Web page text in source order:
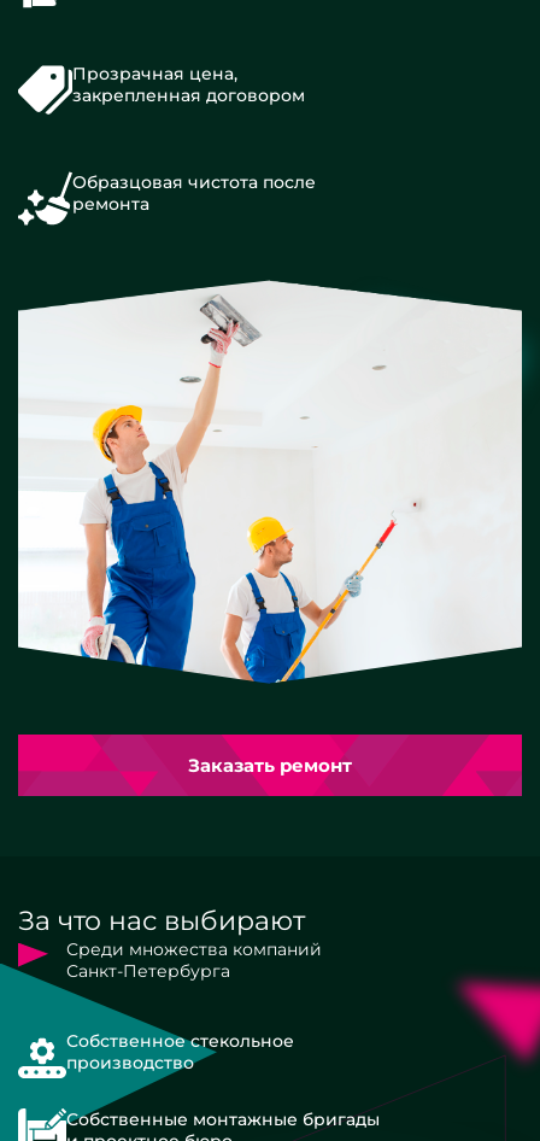
Прозрачная цена,
закрепленная договором
Образцовая чистота после
ремонта
Заказать ремонт
За что нас выбирают
Среди множества компаний
Санкт-Петербурга
Собственное стекольное
производство
Собственные монтажные бригады